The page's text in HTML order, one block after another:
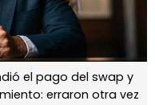
el pago del swap y
erraron otra vez